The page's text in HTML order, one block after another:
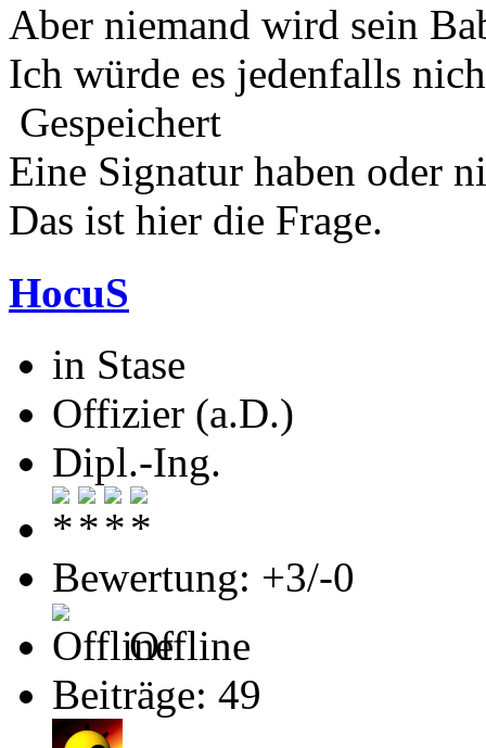
Aber niemand wird sein
Ich würde es jedenfalls
Gespeichert
Eine Signatur haben oder
Das ist hier die Frage.
HocuS
in Stase
Offizier (a.D.)
Dipl.-Ing.
Bewertung: +3/-0
Offline
Beiträge: 49